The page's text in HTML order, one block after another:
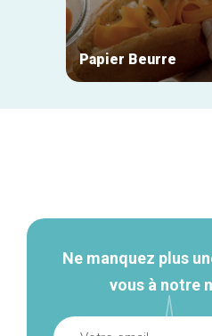
Papier Beurre
Ne manquez plus
vous à notre